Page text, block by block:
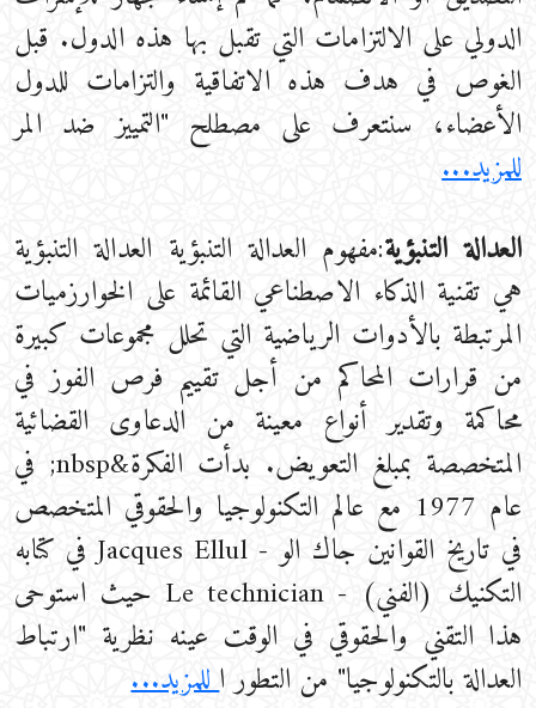
الدولي على الالتزامات التي تقبل بها هذه الدول. قبل
الغوص في هدف هذه الاتفاقية والتزامات للدول
الأعضاء، سنتعرف على مصطلح "التمييز ضد المر
للمزيد...
العدالة التنبؤية:مفهوم العدالة التنبؤية العدالة التنبؤية
هي تقنية الذكاء الاصطناعي القائمة على الخوارزميات
المرتبطة بالأدوات الرياضية التي تحلل مجموعات كبيرة
من قرارات المحاكم من أجل تقييم فرص الفوز في
محاكمة وتقدير أنواع معينة من الدعاوى القضائية
المتخصصة بمبلغ التعويض. بدأت الفكرة&nbsp; في
عام 1977 مع عالم التكنولوجيا والحقوقي المتخصص
في تاريخ القوانين جاك الو - Jacques Ellul في كتابه
التكنيك (الفني) - Le technician حيث استوحى
هذا التقني والحقوقي في الوقت عينه نظرية "ارتباط
العدالة بالتكنولوجيا" من التطور اللمزيد...